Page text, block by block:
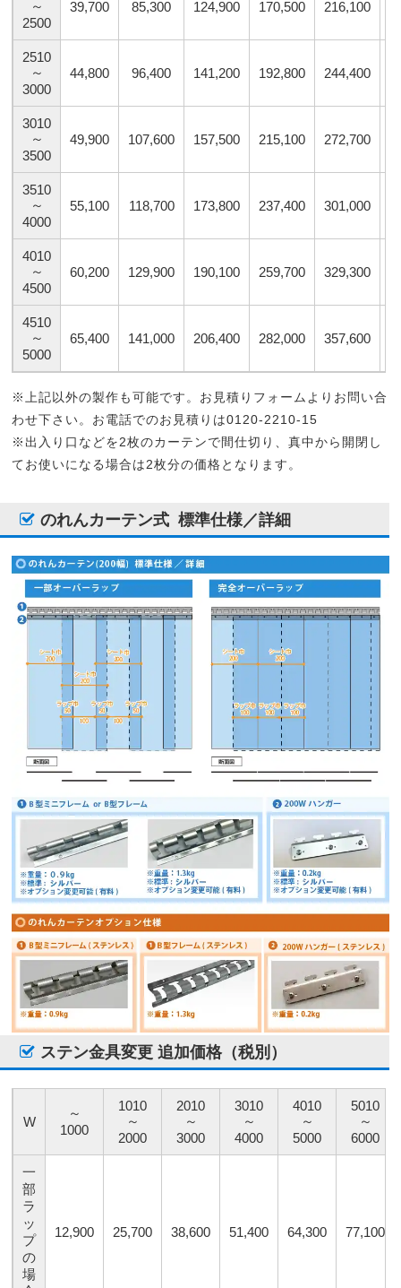
～
2500
39,700 85,300 124,900 170,500 216,100
2510
～
3000
44,800 96,400 141,200 192,800 244,400
3010
～
3500
49,900 107,600 157,500 215,100 272,700
3510
～
4000
55,100 118,700 173,800 237,400 301,000
4010
～
4500
60,200 129,900 190,100 259,700 329,300
4510
～
5000
65,400 141,000 206,400 282,000 357,600
※上記以外の製作も可能です。お見積りフォームよりお問い合
わせ下さい。お電話でのお見積りは0120-2210-15
※出入り口などを2枚のカーテンで間仕切り、真中から開閉し
てお使いになる場合は2枚分の価格となります。
のれんカーテン式 標準仕様／詳細
ステン金具変更 追加価格（税別）
W
～
1000
1010
～
2000
2010
～
3000
3010
～
4000
4010
～
5000
5010
～
6000
一
部
ラ
ッ
プ
の
場
12,900 25,700 38,600 51,400 64,300 77,100